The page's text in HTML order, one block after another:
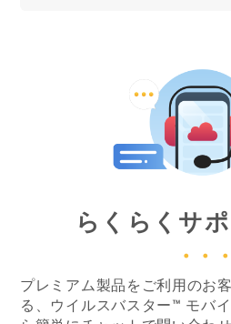
らくらくサ
プレミアム製品をご利用のお
る、ウイルスバスター™ モバ